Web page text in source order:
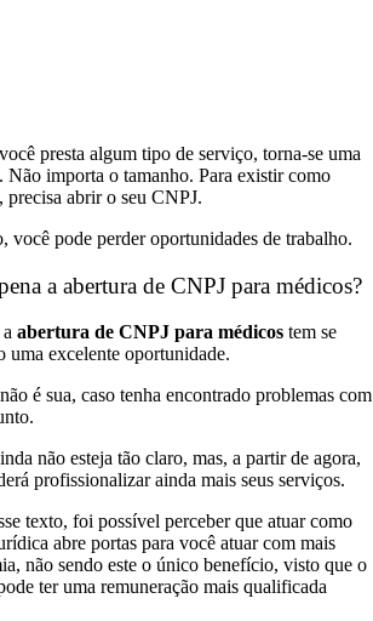
presta algum tipo de serviço, torna-se uma
Não importa o tamanho. Para existir como
precisa abrir o seu CNPJ.
você pode perder oportunidades de trabalho.
a abertura de CNPJ para médicos?
abertura de CNPJ para médicos tem se
uma excelente oportunidade.
é sua, caso tenha encontrado problemas com
não esteja tão claro, mas, a partir de agora,
profissionalizar ainda mais seus serviços.
texto, foi possível perceber que atuar como
abre portas para você atuar com mais
não sendo este o único benefício, visto que o
ter uma remuneração mais qualificada